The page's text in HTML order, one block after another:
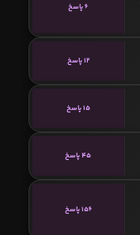
6 پاسخ
12 پاسخ
15 پاسخ
45 پاسخ
156 پاسخ